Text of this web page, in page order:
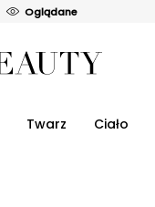
Oglądane
Twarz Ciało